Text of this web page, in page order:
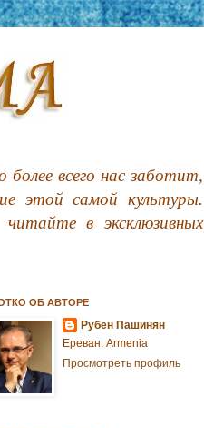
всего нас заботит,
этой самой культуры.
в эксклюзивных
ОБ АВТОРЕ
Рубен Пашинян
Ереван, Armenia
Просмотреть профиль